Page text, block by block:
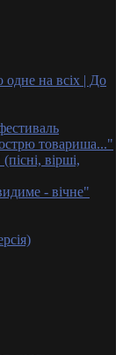
на всіх | До
товариша..."
вірші,
- вічне"